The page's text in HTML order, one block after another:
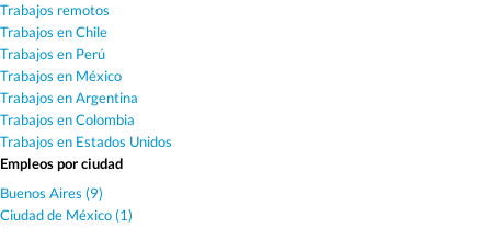
Trabajos remotos
Trabajos en Chile
Trabajos en Perú
Trabajos en México
Trabajos en Argentina
Trabajos en Colombia
Trabajos en Estados Unidos
Empleos por ciudad
Buenos Aires (9)
Ciudad de México (1)